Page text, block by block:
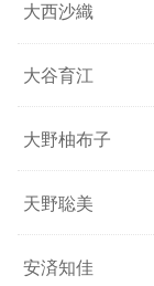
大西沙織
大谷育江
大野柚布子
天野聡美
安済知佳